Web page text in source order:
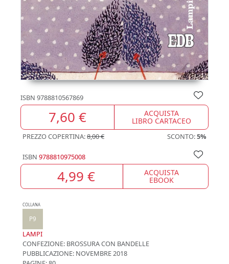
ISBN 9788810567869
7,60 € ACQUISTA
LIBRO CARTACEO
PREZZO COPERTINA:8,00 € SCONTO:5%
ISBN 9788810975008
4,99 € ACQUISTA
EBOOK
COLLANA
P9
LAMPI
CONFEZIONE: BROSSURA CON BANDELLE
PUBBLICAZIONE: NOVEMBRE 2018